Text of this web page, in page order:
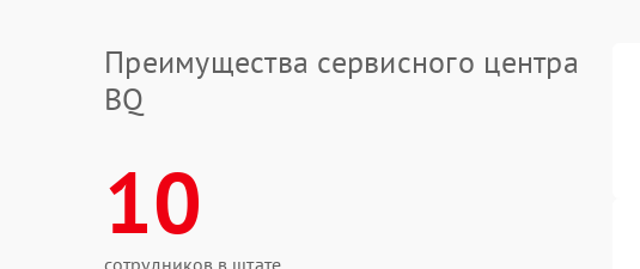
Преимущества сервисного центра
BQ
10
сотрудников в штате